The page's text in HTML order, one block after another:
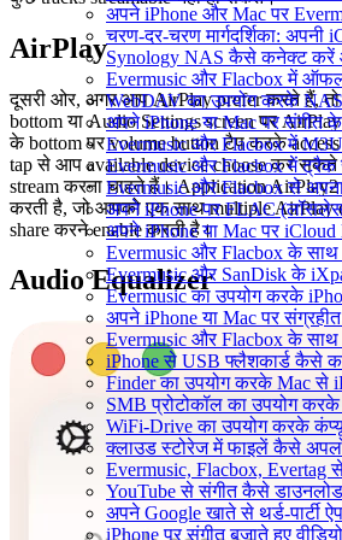
अपने iPhone और Mac पर
चरण-दर-चरण मार्गदर्शिका:
Synology NAS कैसे कनेक्ट करें
Evermusic और Flacbox में
WebDAV का उपयोग करके
अपने iPhone या Mac पर संगीत
Evermusic और Flacbox में
Evermusic और Flacbox में
Evermusic और Flacbox से अपना
अपने iPhone पर FLAC
अपने iPhone या Mac पर
Evermusic और Flacbox के
Evermusic और SanDisk के
Evermusic का उपयोग करके
अपने iPhone या Mac पर
Evermusic और Flacbox के साथ
iPhone से USB फ्लैशकार्ड कैसे
Finder का उपयोग करके Mac से
SMB प्रोटोकॉल का उपयोग
WiFi-Drive का उपयोग करके
क्लाउड स्टोरेज में फाइलें कैसे
Evermusic, Flacbox,
YouTube से संगीत कैसे
अपने Google खाते से थर्ड-पार्टी
iPhone पर संगीत बजाते हुए
AirPlay
दूसरी ओर, अगर आप AirPlay prefer करते हैं, तो
bottom या Audio Settings screen पर
के bottom पर volume button टैप करके
tap से आप available device choose कर
stream करना चाहते हैं। Application AirPlay2
करती है, जो आपको एक साथ multiple AirPlay
share करने enable करती है।
Audio Equalizer